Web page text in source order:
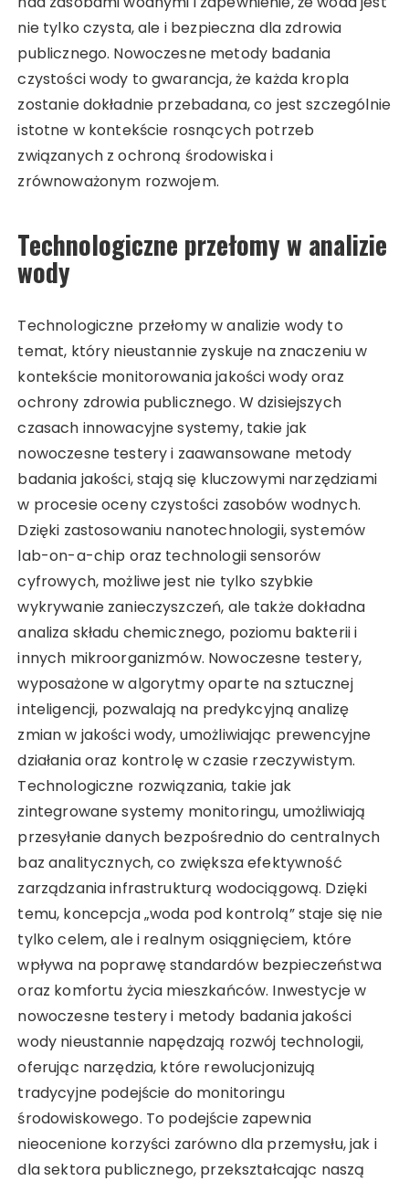
nie tylko czysta, ale i bezpieczna dla zdrowia
publicznego. Nowoczesne metody badania
czystości wody to gwarancja, że każda kropla
zostanie dokładnie przebadana, co jest szczególnie
istotne w kontekście rosnących potrzeb
związanych z ochroną środowiska i
zrównoważonym rozwojem.
Technologiczne przełomy w analizie
wody
Technologiczne przełomy w analizie wody to
temat, który nieustannie zyskuje na znaczeniu w
kontekście monitorowania jakości wody oraz
ochrony zdrowia publicznego. W dzisiejszych
czasach innowacyjne systemy, takie jak
nowoczesne testery i zaawansowane metody
badania jakości, stają się kluczowymi narzędziami
w procesie oceny czystości zasobów wodnych.
Dzięki zastosowaniu nanotechnologii, systemów
lab-on-a-chip oraz technologii sensorów
cyfrowych, możliwe jest nie tylko szybkie
wykrywanie zanieczyszczeń, ale także dokładna
analiza składu chemicznego, poziomu bakterii i
innych mikroorganizmów. Nowoczesne testery,
wyposażone w algorytmy oparte na sztucznej
inteligencji, pozwalają na predykcyjną analizę
zmian w jakości wody, umożliwiając prewencyjne
działania oraz kontrolę w czasie rzeczywistym.
Technologiczne rozwiązania, takie jak
zintegrowane systemy monitoringu, umożliwiają
przesyłanie danych bezpośrednio do centralnych
baz analitycznych, co zwiększa efektywność
zarządzania infrastrukturą wodociągową. Dzięki
temu, koncepcja „woda pod kontrolą” staje się nie
tylko celem, ale i realnym osiągnięciem, które
wpływa na poprawę standardów bezpieczeństwa
oraz komfortu życia mieszkańców. Inwestycje w
nowoczesne testery i metody badania jakości
wody nieustannie napędzają rozwój technologii,
oferując narzędzia, które rewolucjonizują
tradycyjne podejście do monitoringu
środowiskowego. To podejście zapewnia
nieocenione korzyści zarówno dla przemysłu, jak i
dla sektora publicznego, przekształcając naszą